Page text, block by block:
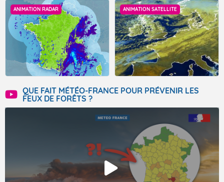
ANIMATION RADAR ANIMATION SATELLITE
QUE FAIT MÉTÉO-FRANCE POUR PRÉVENIR LES
FEUX DE FORÊTS ?